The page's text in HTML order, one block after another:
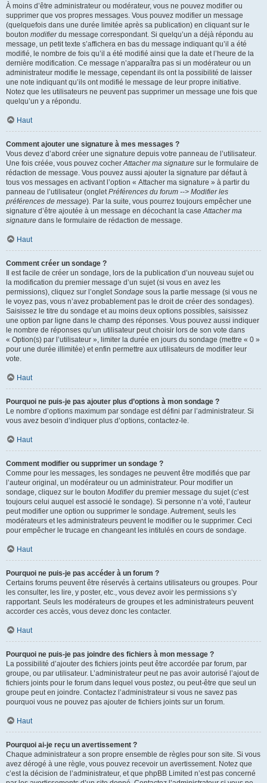
À moins d’être administrateur ou modérateur, vous ne pouvez modifier ou
supprimer que vos propres messages. Vous pouvez modifier un message
(quelquefois dans une durée limitée après sa publication) en cliquant sur le
bouton modifierdu message correspondant. Si quelqu’un a déjà répondu au
message, un petit texte s’affichera en bas du message indiquant qu’il a été
modifié, le nombre de fois qu’il a été modifié ainsi que la date et l’heure de la
dernière modification. Ce message n’apparaîtra pas si un modérateur ou un
administrateur modifie le message, cependant ils ont la possibilité de laisser
une note indiquant qu’ils ont modifié le message de leur propre initiative.
Notez que les utilisateurs ne peuvent pas supprimer un message une fois que
quelqu’un y a répondu.
Haut
Comment ajouter une signature à mes messages ?
Vous devez d’abord créer une signature depuis votre panneau de l’utilisateur.
Une fois créée, vous pouvez cocherAttacher ma signature sur le formulaire de
rédaction de message. Vous pouvez aussi ajouter la signature par défaut à
tous vos messages en activant l’option « Attacher ma signature » à partir du
panneau de l’utilisateur (ongletPréférences du forum --> Modifier les
préférences de message). Par la suite, vous pourrez toujours empêcher une
signature d’être ajoutée à un message en décochant la caseAttacher ma
signature dans le formulaire de rédaction de message.
Haut
Comment créer un sondage ?
Il est facile de créer un sondage, lors de la publication d’un nouveau sujet ou
la modification du premier message d’un sujet (si vous en avez les
permissions), cliquez sur l’ongletSondage sous la partie message (si vous ne
le voyez pas, vous n’avez probablement pas le droit de créer des sondages).
Saisissez le titre du sondage et au moins deux options possibles, saisissez
une option par ligne dans le champ des réponses. Vous pouvez aussi indiquer
le nombre de réponses qu’un utilisateur peut choisir lors de son vote dans
« Option(s) par l’utilisateur », limiter la durée en jours du sondage (mettre « 0 »
pour une durée illimitée) et enfin permettre aux utilisateurs de modifier leur
vote.
Haut
Pourquoi ne puis-je pas ajouter plus d’options à mon sondage ?
Le nombre d’options maximum par sondage est défini par l’administrateur. Si
vous avez besoin d’indiquer plus d’options, contactez-le.
Haut
Comment modifier ou supprimer un sondage ?
Comme pour les messages, les sondages ne peuvent être modifiés que par
l’auteur original, un modérateur ou un administrateur. Pour modifier un
sondage, cliquez sur le bouton Modifierdu premier message du sujet (c’est
toujours celui auquel est associé le sondage). Si personne n’a voté, l’auteur
peut modifier une option ou supprimer le sondage. Autrement, seuls les
modérateurs et les administrateurs peuvent le modifier ou le supprimer. Ceci
pour empêcher le trucage en changeant les intitulés en cours de sondage.
Haut
Pourquoi ne puis-je pas accéder à un forum ?
Certains forums peuvent être réservés à certains utilisateurs ou groupes. Pour
les consulter, les lire, y poster, etc., vous devez avoir les permissions s’y
rapportant. Seuls les modérateurs de groupes et les administrateurs peuvent
accorder ces accès, vous devez donc les contacter.
Haut
Pourquoi ne puis-je pas joindre des fichiers à mon message ?
La possibilité d’ajouter des fichiers joints peut être accordée par forum, par
groupe, ou par utilisateur. L’administrateur peut ne pas avoir autorisé l’ajout de
fichiers joints pour le forum dans lequel vous postez, ou peut-être que seul un
groupe peut en joindre. Contactez l’administrateur si vous ne savez pas
pourquoi vous ne pouvez pas ajouter de fichiers joints sur un forum.
Haut
Pourquoi ai-je reçu un avertissement ?
Chaque administrateur a son propre ensemble de règles pour son site. Si vous
avez dérogé à une règle, vous pouvez recevoir un avertissement. Notez que
c’est la décision de l’administrateur, et que phpBB Limited n’est pas concerné